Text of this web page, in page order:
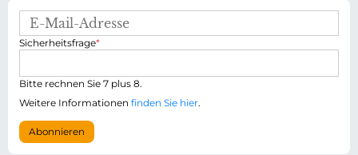
M
l
-
d
r
P
i
c
h
t
f
Sicherheitsfrage*
Bitte rechnen Sie 7 plus 8.
Weitere Informationen finden Sie hier.
Abonnieren